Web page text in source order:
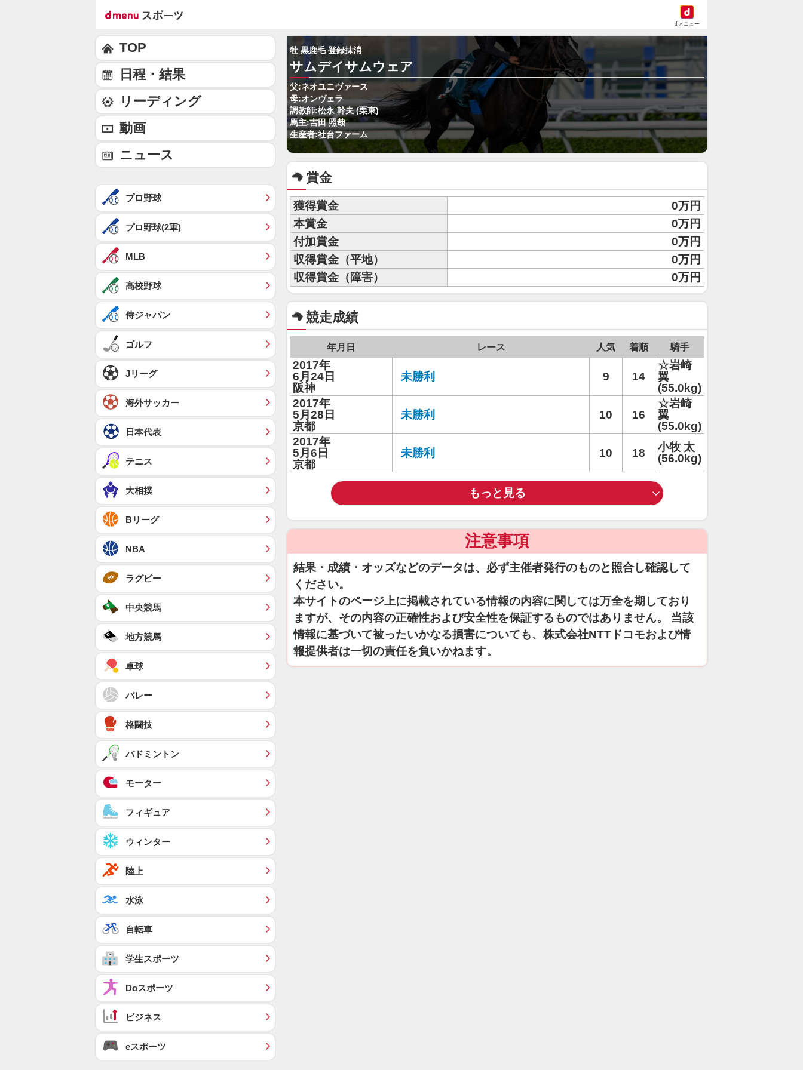
dメニュー
牡 黒鹿毛 登録抹消
サムデイサムウェア
父:ネオユニヴァース
母:オンヴェラ
調教師:松永 幹夫 (栗東)
馬主:吉田 照哉
生産者:社台ファーム
賞金
獲得賞金
0万円
本賞金
0万円
付加賞金
0万円
収得賞金（平地）
0万円
収得賞金（障害）
0万円
競走成績
年月日 レース 人気 着順 騎手
2017年
6月24日
阪神
未勝利 9 14
☆岩崎
翼
(55.0kg)
2017年
5月28日
京都
未勝利 10 16
☆岩崎
翼
(55.0kg)
2017年
5月6日
京都
未勝利 10 18
小牧 太
(56.0kg)
もっと見る
注意事項
結果・成績・オッズなどのデータは、必ず主催者発行のものと照合し確認して
ください。
本サイトのページ上に掲載されている情報の内容に関しては万全を期しており
ますが、その内容の正確性および安全性を保証するものではありません。 当該
情報に基づいて被ったいかなる損害についても、株式会社NTTドコモおよび情
報提供者は一切の責任を負いかねます。
TOP
日程・結果
リーディング
動画
ニュース
プロ野球
プロ野球(2軍)
MLB
高校野球
侍ジャパン
ゴルフ
Jリーグ
海外サッカー
日本代表
テニス
大相撲
Bリーグ
NBA
ラグビー
中央競馬
地方競馬
卓球
バレー
格闘技
バドミントン
モーター
フィギュア
ウィンター
陸上
水泳
自転車
学生スポーツ
Doスポーツ
ビジネス
eスポーツ